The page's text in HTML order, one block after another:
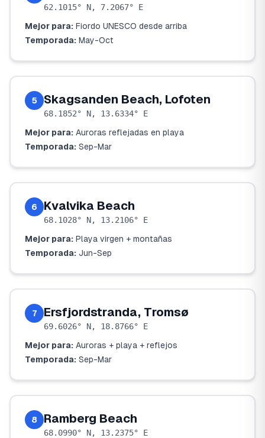
62.1015° N, 7.2067° E
Mejor para: Fiordo UNESCO desde arriba
Temporada: May-Oct
5 Skagsanden Beach, Lofoten
68.1852° N, 13.6334° E
Mejor para: Auroras reflejadas en playa
Temporada: Sep-Mar
6 Kvalvika Beach
68.1028° N, 13.2106° E
Mejor para: Playa virgen + montañas
Temporada: Jun-Sep
7 Ersfjordstranda, Tromsø
69.6026° N, 18.8766° E
Mejor para: Auroras + playa + reflejos
Temporada: Sep-Mar
8 Ramberg Beach
68.0990° N, 13.2375° E